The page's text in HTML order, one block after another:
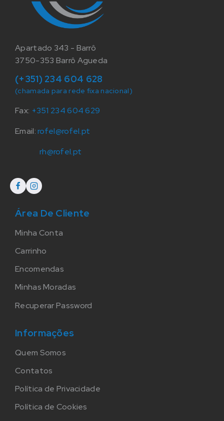
Apartado 343 - Barrô
3750-353 Barrô Agueda
(+351) 234 604 628
(chamada para rede fixa nacional)
Fax: +351 234 604 629
Email:rofel@rofel.pt
rh@rofel.pt
Área De Cliente
Minha Conta
Carrinho
Encomendas
Minhas Moradas
Recuperar Password
Informações
Quem Somos
Contatos
Política de Privacidade
Política de Cookies